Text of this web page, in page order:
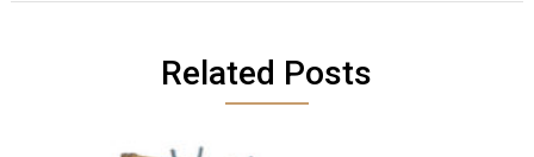
Related Posts